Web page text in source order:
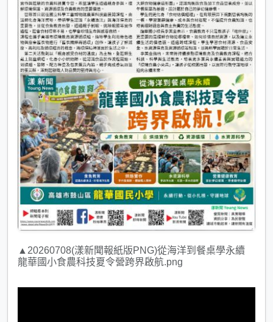
▲20260708(漾新聞報紙版PNG)從海洋到餐桌學永續
龍華國小食農科技夏令營跨界啟航.png